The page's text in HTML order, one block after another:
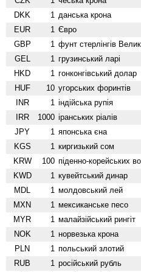
DKK 1 данська крона
EUR 1 Євро
GBP 1 фунт стерлінгів
GEL 1 грузинський ларі
HKD 1 гонконгівський долар
HUF 10 угорських форинтів
INR 1 індійська рупія
IRR 1000 іранських ріалів
JPY 1 японська єна
KGS 1 киргизький сом
KRW 100 піденно-корейських
KWD 1 кувейтський динар
MDL 1 молдовський лей
MXN 1 мексиканське песо
MYR 1 малайзійський рингіт
NOK 1 норвезька крона
PLN 1 польський злотий
RUB 1 російський рубль